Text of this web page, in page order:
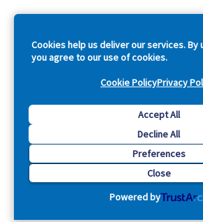
Cookies help us deliver our services. By
you agree to our use of cookies.
Cookie PolicyPrivacy
Accept All
Decline All
Preferences
Close
Powered by
Copyright © 2026 Acquia, Inc. All
Drupal is a registered trademark